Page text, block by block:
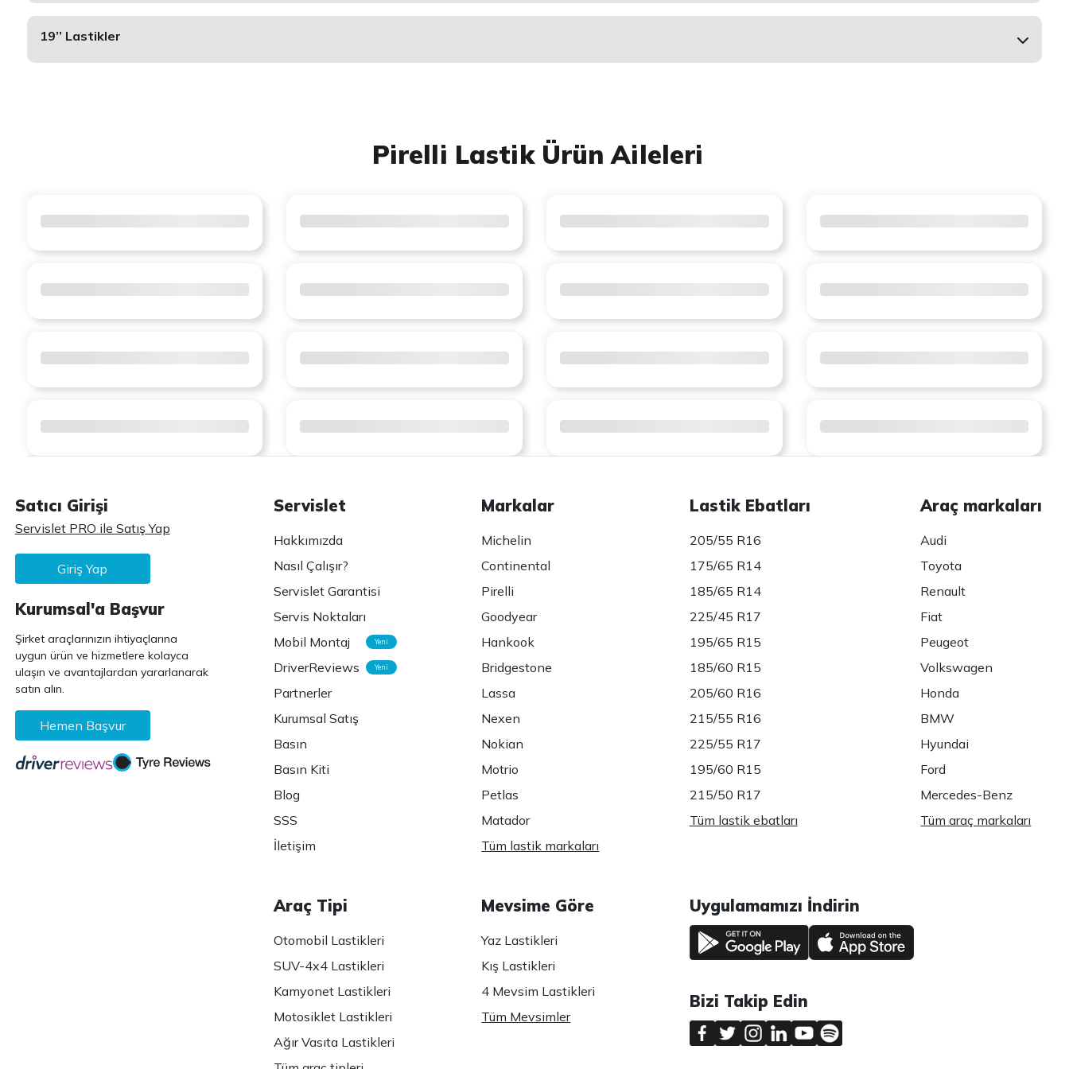
19’’ Lastikler
Pirelli Lastik Ürün Aileleri
Satıcı Girişi
Servislet PRO ile Satış Yap
Giriş Yap
Kurumsal'a Başvur
Şirket araçlarınızın ihtiyaçlarına
uygun ürün ve hizmetlere kolayca
ulaşın ve avantajlardan yararlanarak
satın alın.
Hemen Başvur
Servislet
Hakkımızda
Nasıl Çalışır?
Servislet Garantisi
Servis Noktaları
Mobil Montaj
Yeni
DriverReviews Yeni
Partnerler
Kurumsal Satış
Basın
Basın Kiti
Blog
SSS
İletişim
Markalar
Michelin
Continental
Pirelli
Goodyear
Hankook
Bridgestone
Lassa
Nexen
Nokian
Motrio
Petlas
Matador
Tüm lastik markaları
Lastik Ebatları
205/55 R16
175/65 R14
185/65 R14
225/45 R17
195/65 R15
185/60 R15
205/60 R16
215/55 R16
225/55 R17
195/60 R15
215/50 R17
Tüm lastik ebatları
Araç markaları
Audi
Toyota
Renault
Fiat
Peugeot
Volkswagen
Honda
BMW
Hyundai
Ford
Mercedes-Benz
Tüm araç markaları
Araç Tipi
Otomobil Lastikleri
SUV-4x4 Lastikleri
Kamyonet Lastikleri
Motosiklet Lastikleri
Ağır Vasıta Lastikleri
Mevsime Göre
Yaz Lastikleri
Kış Lastikleri
4 Mevsim Lastikleri
Tüm Mevsimler
Uygulamamızı İndirin
Bizi Takip Edin